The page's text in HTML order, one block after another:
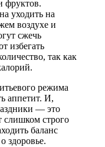
фруктов.
уходить на
воздухе и
сжечь
избегать
так как
режима
аппетит. И,
— это
слишком строго
баланс
здоровье.